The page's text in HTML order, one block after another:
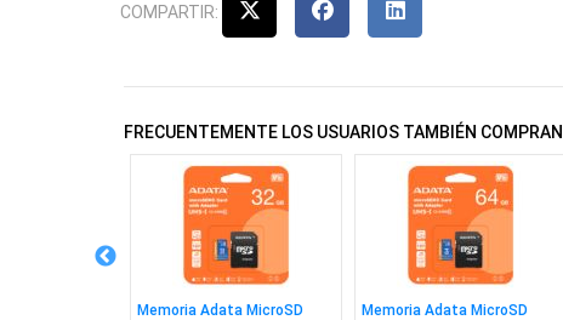
COMPARTIR:
FRECUENTEMENTE LOS USUARIOS TAMBIÉN COMPRAN
Memoria Adata MicroSD Memoria Adata MicroSD